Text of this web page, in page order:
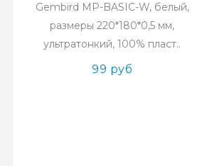
Gembird MP-BASIC-W, белый,
размеры 220*180*0,5 мм,
ультратонкий, 100% пласт..
99 руб